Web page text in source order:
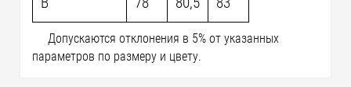
Допускаются отклонения в 5% от указанных
параметров по размеру и цвету.